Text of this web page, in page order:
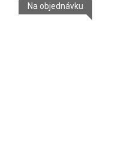
Na objednávku